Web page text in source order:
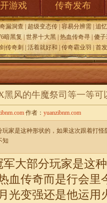
游戏 传奇发布
漏洞查 超级变态传 容易分辨需 追
暗黑复 世界十大黑 热血传奇寻 傻
传奇刺 活着就好和 传奇霸业羽 首
黑风的牛魔祭司等一等可
作者： yuanzibnm.com
家是这种形状的，如果这次跟着打
知
大部分玩家是这
血传奇而是行会里
光变强还是他运用